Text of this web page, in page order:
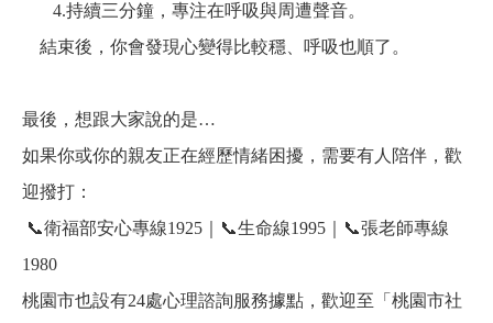
4.持續三分鐘，專注在呼吸與周遭聲音。
結束後，你會發現心變得比較穩、呼吸也順了。
最後，想跟大家說的是…
如果你或你的親友正在經歷情緒困擾，需要有人陪伴，歡
迎撥打：
📞衛福部安心專線1925｜ 📞生命線1995｜ 📞張老師專線
1980
桃園市也設有24處心理諮詢服務據點，歡迎至「桃園市社